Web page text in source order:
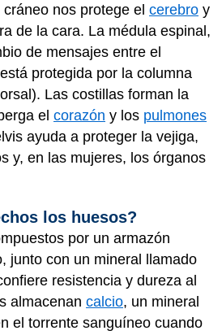
nos protege el cerebro y
de la cara. La médula espinal,
de mensajes entre el
protegida por la columna
Las costillas forman la
el corazón y los pulmones
ayuda a proteger la vejiga,
y, en las mujeres, los órganos
los huesos?
por un armazón
junto con un mineral llamado
resistencia y dureza al
almacenan calcio, un mineral
el torrente sanguíneo cuando